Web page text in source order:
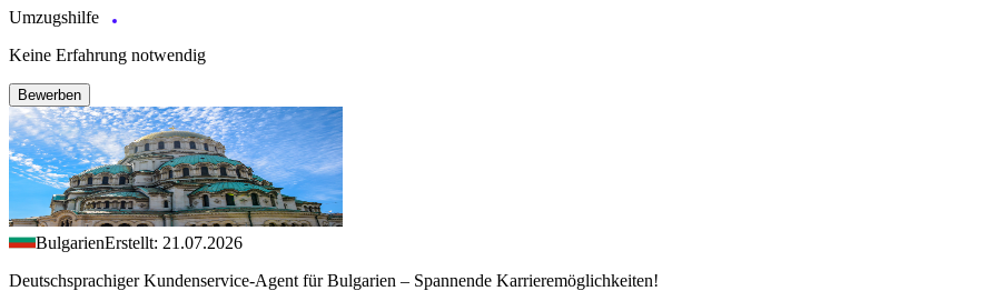
Umzugshilfe
Keine Erfahrung notwendig
Bewerben
BulgarienErstellt: 21.07.2026
Deutschsprachiger Kundenservice-Agent für Bulgarien – Spannende Karrieremöglichkeiten!